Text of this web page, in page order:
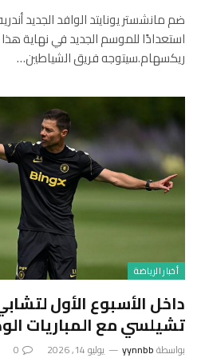
ضم مانشستر يونايتد الوافد الجديد
استعدادًا للموسم الجديد في نهاية
ريكسهام.سيتوجه فريق الشياطين…
أخبار الرياضة
داخل الأسبوع الأول
تشيلسي مع المباريات
بواسطةyynnbb يوليو 14, 2026 0